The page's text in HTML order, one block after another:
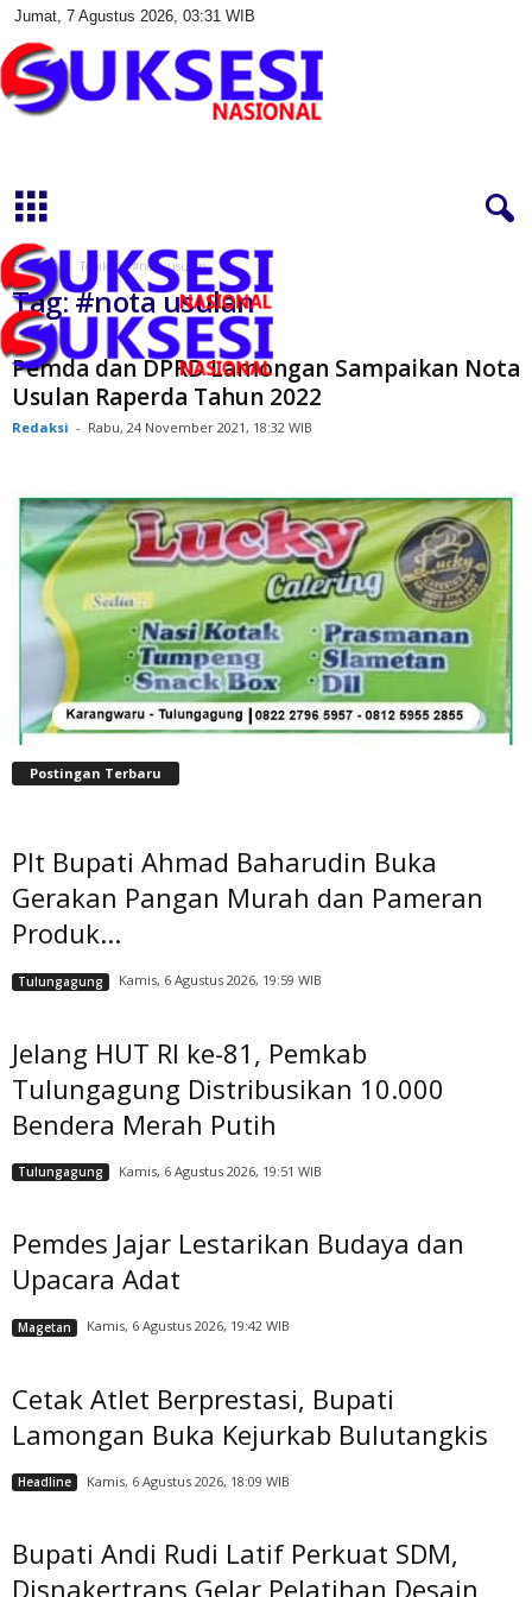
Jumat, 7 Agustus 2026, 03:31 WIB
s
i
a
s
Beranda Topik #nota usulan
Tag: #nota usulan
Pemda dan DPRD Lamongan Sampaikan Nota
Usulan Raperda Tahun 2022
Redaksi - Rabu, 24 November 2021, 18:32 WIB
Postingan Terbaru
Plt Bupati Ahmad Baharudin Buka
Gerakan Pangan Murah dan Pameran
Produk...
Tulungagung Kamis, 6 Agustus 2026, 19:59 WIB
Jelang HUT RI ke-81, Pemkab
Tulungagung Distribusikan 10.000
Bendera Merah Putih
Tulungagung Kamis, 6 Agustus 2026, 19:51 WIB
Pemdes Jajar Lestarikan Budaya dan
Upacara Adat
Magetan Kamis, 6 Agustus 2026, 19:42 WIB
Cetak Atlet Berprestasi, Bupati
Lamongan Buka Kejurkab Bulutangkis
Headline Kamis, 6 Agustus 2026, 18:09 WIB
Bupati Andi Rudi Latif Perkuat SDM,
Disnakertrans Gelar Pelatihan Desain